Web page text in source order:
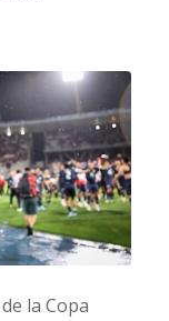
la Copa